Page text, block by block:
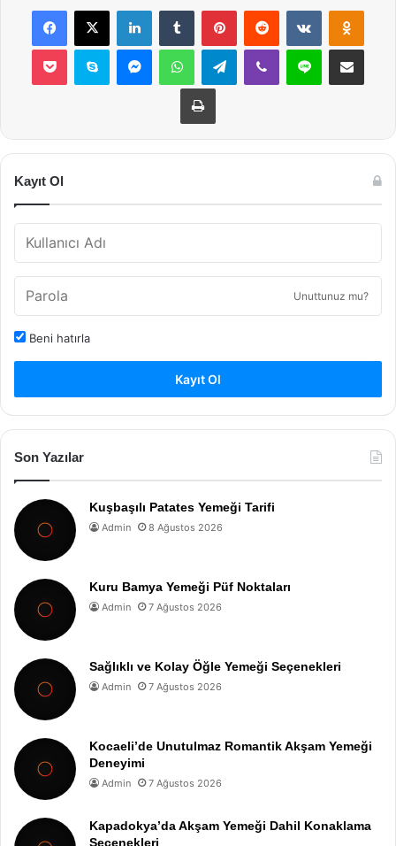
Facebook
X LinkedInTumblr PinterestReddit VKontakte
Pocket Skype MessengerWhatsAppTelegramViber Line E-Posta ile
Yazdır
Kayıt Ol
Unuttunuz mu?
Beni hatırla
Kayıt Ol
Son Yazılar
Kuşbaşılı Patates Yemeği Tarifi
Admin 8 Ağustos 2026
Kuru Bamya Yemeği Püf Noktaları
Admin 7 Ağustos 2026
Sağlıklı ve Kolay Öğle Yemeği Seçenekleri
Admin 7 Ağustos 2026
Kocaeli’de Unutulmaz Romantik Akşam Yemeği
Deneyimi
Admin 7 Ağustos 2026
Kapadokya’da Akşam Yemeği Dahil Konaklama
Seçenekleri